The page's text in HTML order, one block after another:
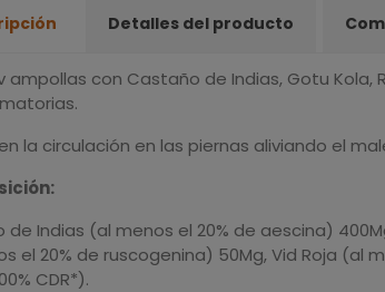
Detalles del producto
ampollas con Castaño de Indias, Gotu
la circulación en las piernas aliviando el
de Indias (al menos el 20% de aescina)
el 20% de ruscogenina) 50Mg, Vid Roja (al
CDR*).